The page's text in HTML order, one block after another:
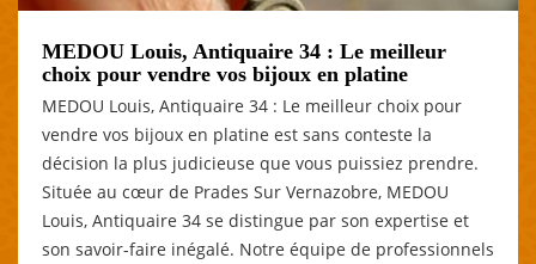
MEDOU Louis, Antiquaire 34 : Le meilleur
choix pour vendre vos bijoux en platine
MEDOU Louis, Antiquaire 34 : Le meilleur choix pour
vendre vos bijoux en platine est sans conteste la
décision la plus judicieuse que vous puissiez prendre.
Située au cœur de Prades Sur Vernazobre, MEDOU
Louis, Antiquaire 34 se distingue par son expertise et
son savoir-faire inégalé. Notre équipe de professionnels